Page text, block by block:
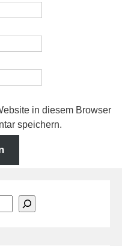
in diesem Browser
speichern.